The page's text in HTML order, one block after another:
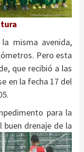
misma avenida,
Pero esta
que recibió a las
en la fecha 17 del
para la
buen drenaje de la